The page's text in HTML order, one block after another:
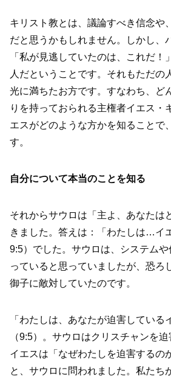
キリスト教とは、議論すべき信念や
だと思うかもしれません。しかし、
「私が見逃していたのは、これだ！
人だということです。それもただの
光に満ちたお方です。すなわち、ど
りを持っておられる主権者イエス・
エスがどのような方かを知ることで
す。
自分について本当のことを知る
それからサウロは「主よ、あなたは
きました。答えは：「わたしは…イ
9:5）でした。サウロは、システム
っていると思っていましたが、恐ろ
御子に敵対していたのです。
「わたしは、あなたが迫害している
（9:5）。サウロはクリスチャンを迫
イエスは「なぜわたしを迫害するの
と、サウロに問われました。私たち